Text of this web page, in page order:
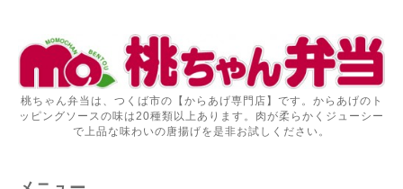
桃ちゃん弁当は、つくば市の【からあげ専門店】です。からあげのト
ッピングソースの味は20種類以上あります。肉が柔らかくジューシー
で上品な味わいの唐揚げを是非お試しください。